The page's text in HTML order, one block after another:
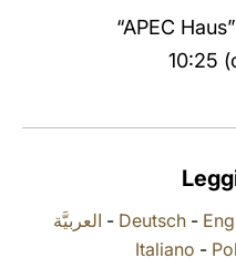
“APEC
10:25
العربيَّة - Deutsch-
Italiano -